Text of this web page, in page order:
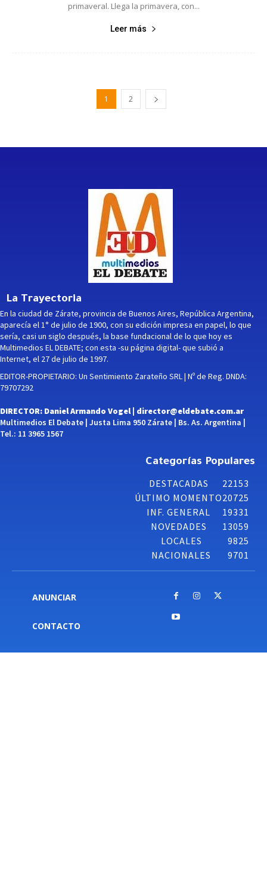
primaveral. Llega la primavera, con...
Leer más
1 2
La Trayectoria
En la ciudad de Zárate, provincia de Buenos Aires, República Argentina,
aparecía el 1° de julio de 1900, con su edición impresa en papel, lo que
sería, casi un siglo después, la base fundacional de lo que hoy es
Multimedios EL DEBATE; con esta -su página digital- que subió a
Internet, el 27 de julio de 1997.
EDITOR-PROPIETARIO: Un Sentimiento Zarateño SRL | Nº de Reg. DNDA:
79707292
DIRECTOR: Daniel Armando Vogel | director@eldebate.com.ar
Multimedios El Debate | Justa Lima 950 Zárate | Bs. As. Argentina |
Tel.: 11 3965 1567
Categorías Populares
DESTACADAS
22153
ÚLTIMO MOMENTO20725
INF. GENERAL
19331
NOVEDADES
13059
LOCALES
9825
NACIONALES
9701
ANUNCIAR
CONTACTO